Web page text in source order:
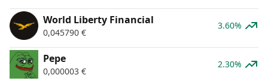
World Liberty Financial
0,045790 €
3.60%
Pepe
0,000003 €
2.30%